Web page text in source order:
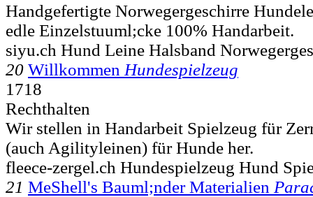
Handgefertigte Norwegergeschirre
edle Einzelstuuml;cke 100% Handarbeit.
siyu.ch Hund Leine Halsband
20 Willkommen Hundespielzeug
1718
Rechthalten
Wir stellen in Handarbeit Spielzeug für
(auch Agilityleinen) für Hunde her.
fleece-zergel.ch Hundespielzeug Hund
21 MeShell's Bauml;nder Materialien